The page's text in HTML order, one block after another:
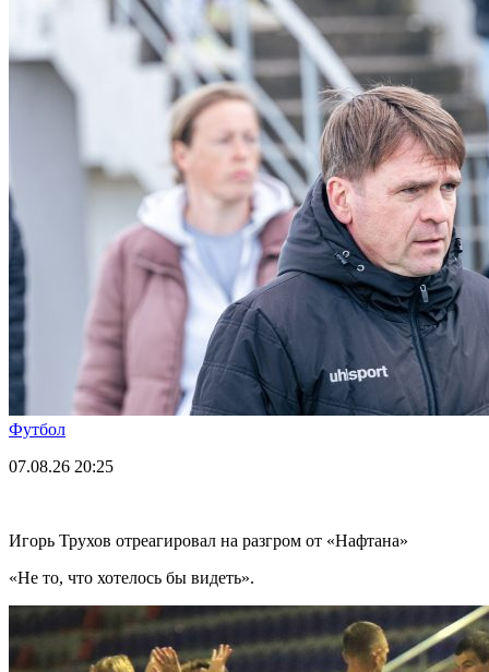
Футбол
07.08.26 20:25
Игорь Трухов отреагировал на разгром от «Нафтана»
«Не то, что хотелось бы видеть».